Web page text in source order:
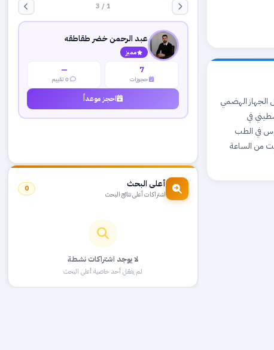
في أمراض الجهاز الهضمي
في
في الطب
يوميا من الساعة 12 للساعة 6 مساءا السبت من الساعة
1 / 3
عبد الرحمن خضر طقاطقه
مميز
7
حجوزات
—
احجز موعداً
أعلى البحث
اشتراكات أعلى نتائج البحث
0
لا يوجد اشتراكات نشطة
لم يفعّل أحد خاصية أعلى البحث